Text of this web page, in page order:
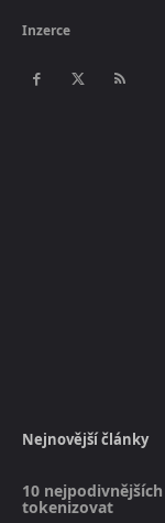
Inzerce
Nejnovější články
10
tokenizovat